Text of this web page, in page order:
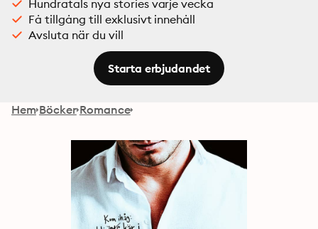
Hundratals nya stories varje vecka
Få tillgång till exklusivt innehåll
Avsluta när du vill
Starta erbjudandet
Hem Böcker Romance